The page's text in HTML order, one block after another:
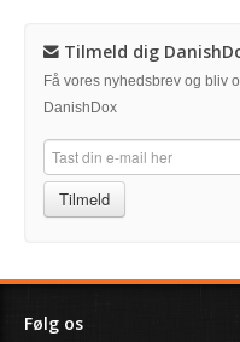
Tilmeld dig
Få vores nyhedsbrev og bliv
DanishDox
Tilmeld
Følg os